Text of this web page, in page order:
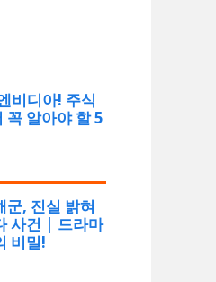
비디아! 주식
꼭 알아야 할 5
군, 진실 밝혀
사건 | 드라마
비밀!